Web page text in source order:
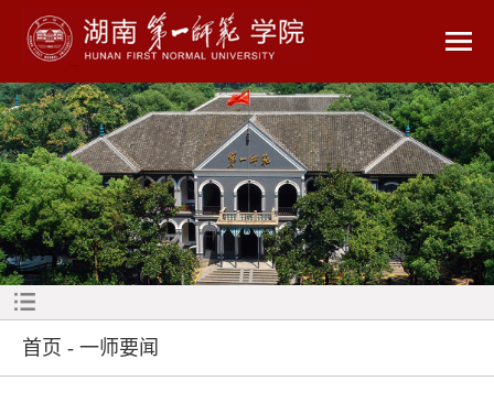
首页 - 一师要闻